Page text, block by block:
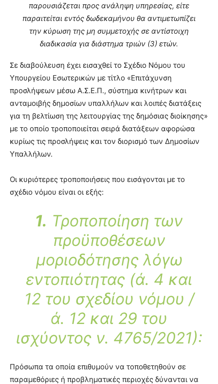
παρουσιάζεται προς ανάληψη υπηρεσίας, είτε
παραιτείται εντός δωδεκαμήνου θα αντιμετωπίζει
την κύρωση της μη συμμετοχής σε αντίστοιχη
διαδικασία για διάστημα τριών (3) ετών.
Σε διαβούλευση έχει εισαχθεί το Σχέδιο Νόμου του
Υπουργείου Εσωτερικών με τίτλο «Επιτάχυνση
προσλήψεων μέσω Α.Σ.Ε.Π., σύστημα κινήτρων και
ανταμοιβής δημοσίων υπαλλήλων και λοιπές διατάξεις
για τη βελτίωση της λειτουργίας της δημόσιας διοίκησης»
με το οποίο τροποποιείται σειρά διατάξεων αφορώσα
κυρίως τις προσλήψεις και τον διορισμό των Δημοσίων
Υπαλλήλων.
Οι κυριότερες τροποποιήσεις που εισάγονται με το
σχέδιο νόμου είναι οι εξής:
1. Τροποποίηση των
προϋποθέσεων
μοριοδότησης λόγω
εντοπιότητας (ά. 4 και
12 του σχεδίου νόμου /
ά. 12 και 29 του
ισχύοντος ν. 4765/2021):
Πρόσωπα τα οποία επιθυμούν να τοποθετηθούν σε
παραμεθόριες ή προβληματικές περιοχές δύνανται να